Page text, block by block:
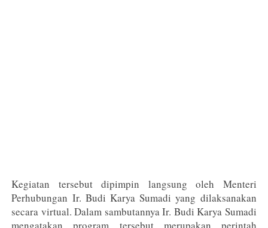
Kegiatan tersebut dipimpin langsung oleh Menteri
Perhubungan Ir. Budi Karya Sumadi yang dilaksanakan
secara virtual. Dalam sambutannya Ir. Budi Karya Sumadi